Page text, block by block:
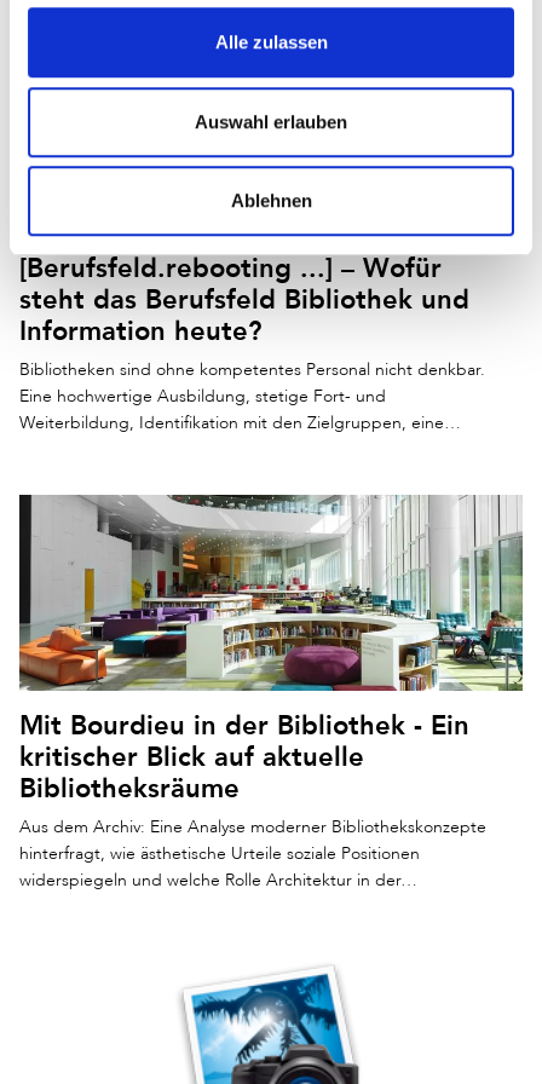
Alle zulassen
Auswahl erlauben
Ablehnen
[Berufsfeld.rebooting ...] – Wofür
steht das Berufsfeld Bibliothek und
Information heute?
Bibliotheken sind ohne kompetentes Personal nicht denkbar.
Eine hochwertige Ausbildung, stetige Fort- und
Weiterbildung, Identifikation mit den Zielgruppen, eine…
Mit Bourdieu in der Bibliothek - Ein
kritischer Blick auf aktuelle
Bibliotheksräume
Aus dem Archiv: Eine Analyse moderner Bibliothekskonzepte
hinterfragt, wie ästhetische Urteile soziale Positionen
widerspiegeln und welche Rolle Architektur in der…